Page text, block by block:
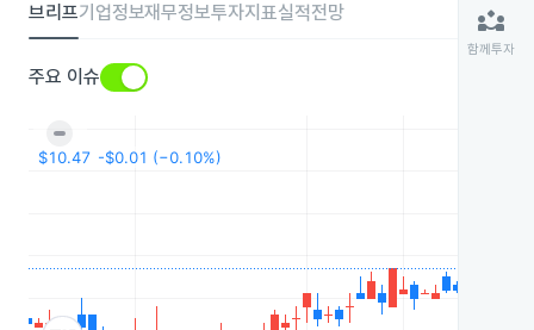
브리프기업정보재무정보투자지표실적전망
주요 이슈
partner_exchange
함께투자